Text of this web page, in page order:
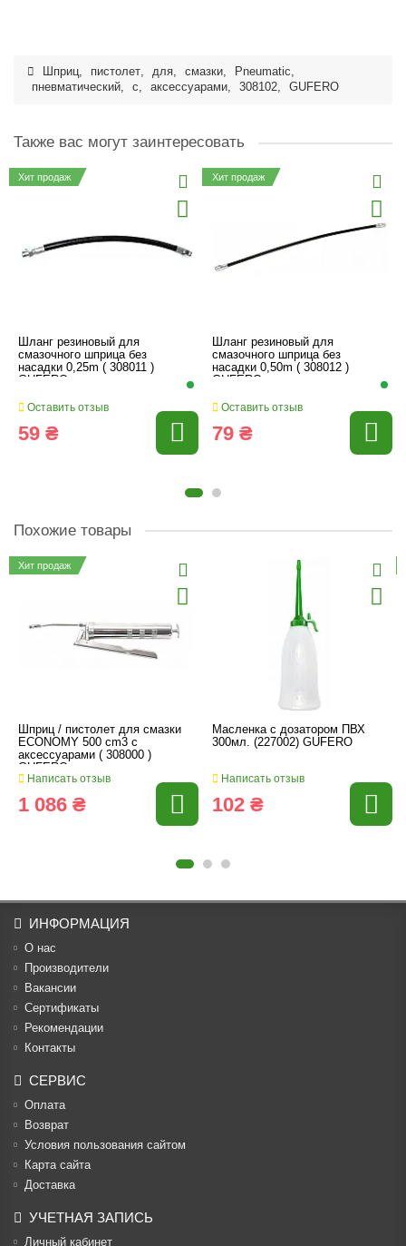
Шприц, пистолет, для, смазки, Pneumatic,
пневматический, с, аксессуарами, 308102, GUFERO
Также вас могут заинтересовать
Хит продаж
Шланг резиновый для
смазочного шприца без
насадки 0,25m ( 308011 )
GUFERO
Оставить отзыв
59 ₴
Хит продаж
Шланг резиновый для
смазочного шприца без
насадки 0,50m ( 308012 )
GUFERO
Оставить отзыв
79 ₴
Похожие товары
Хит продаж
Шприц / пистолет для смазки
ECONOMY 500 cm3 с
аксессуарами ( 308000 )
GUFERO
Написать отзыв
1 086 ₴
Масленка с дозатором ПВХ
300мл. (227002) GUFERO
Написать отзыв
102 ₴
ИНФОРМАЦИЯ
О нас
Производители
Вакансии
Cертификаты
Рекомендации
Контакты
СЕРВИС
Оплата
Возврат
Условия пользования сайтом
Карта сайта
Доставка
УЧЕТНАЯ ЗАПИСЬ
Личный кабинет